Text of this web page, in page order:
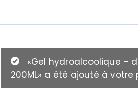
«Gel hydroalcoolique –
200ML» a été ajouté à votre